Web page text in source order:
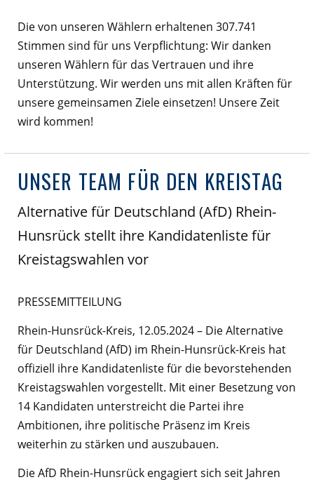
Die von unseren Wählern erhaltenen 307.741
Stimmen sind für uns Verpflichtung: Wir danken
unseren Wählern für das Vertrauen und ihre
Unterstützung. Wir werden uns mit allen Kräften für
unsere gemeinsamen Ziele einsetzen! Unsere Zeit
wird kommen!
UNSER TEAM FÜR DEN KREISTAG
Alternative für Deutschland (AfD) Rhein-
Hunsrück stellt ihre Kandidatenliste für
Kreistagswahlen vor
PRESSEMITTEILUNG
Rhein-Hunsrück-Kreis, 12.05.2024 – Die Alternative
für Deutschland (AfD) im Rhein-Hunsrück-Kreis hat
offiziell ihre Kandidatenliste für die bevorstehenden
Kreistagswahlen vorgestellt. Mit einer Besetzung von
14 Kandidaten unterstreicht die Partei ihre
Ambitionen, ihre politische Präsenz im Kreis
weiterhin zu stärken und auszubauen.
Die AfD Rhein-Hunsrück engagiert sich seit Jahren